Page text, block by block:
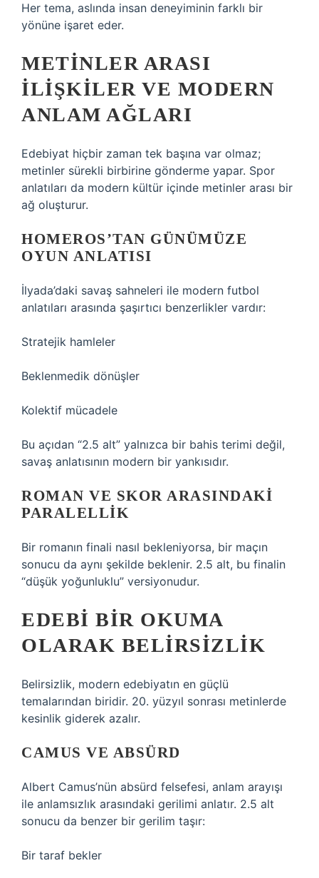
Her tema, aslında insan deneyiminin farklı bir
yönüne işaret eder.
METINLER ARASI
İLIŞKILER VE MODERN
ANLAM AĞLARI
Edebiyat hiçbir zaman tek başına var olmaz;
metinler sürekli birbirine gönderme yapar. Spor
anlatıları da modern kültür içinde metinler arası bir
ağ oluşturur.
HOMEROS’TAN GÜNÜMÜZE
OYUN ANLATISI
İlyada’daki savaş sahneleri ile modern futbol
anlatıları arasında şaşırtıcı benzerlikler vardır:
Stratejik hamleler
Beklenmedik dönüşler
Kolektif mücadele
Bu açıdan “2.5 alt” yalnızca bir bahis terimi değil,
savaş anlatısının modern bir yankısıdır.
ROMAN VE SKOR ARASINDAKI
PARALELLIK
Bir romanın finali nasıl bekleniyorsa, bir maçın
sonucu da aynı şekilde beklenir. 2.5 alt, bu finalin
“düşük yoğunluklu” versiyonudur.
EDEBI BIR OKUMA
OLARAK BELIRSIZLIK
Belirsizlik, modern edebiyatın en güçlü
temalarından biridir. 20. yüzyıl sonrası metinlerde
kesinlik giderek azalır.
CAMUS VE ABSÜRD
Albert Camus’nün absürd felsefesi, anlam arayışı
ile anlamsızlık arasındaki gerilimi anlatır. 2.5 alt
sonucu da benzer bir gerilim taşır:
Bir taraf bekler